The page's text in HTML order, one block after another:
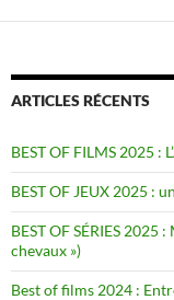
ARTICLES RÉCENTS
BEST OF FILMS 2025 :
BEST OF JEUX 2025 :
BEST OF SÉRIES 2025
chevaux »)
Best of films 2024 :